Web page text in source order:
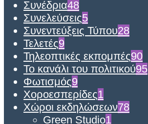
Συνέδρια48
Συνελεύσεις5
Συνεντεύξεις Τύπου28
Τελετές9
Τηλεοπτικές εκπομπές90
Το κανάλι του πολιτικού95
Φωτισμός9
Χοροεσπερίδες1
Χώροι εκδηλώσεων78
Green Studio1